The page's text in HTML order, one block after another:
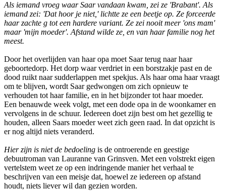
Als iemand vroeg waar Saar vandaan kwam, zei ze 'Brabant'. Als
iemand zei: 'Dat hoor je niet,' lichtte ze een beetje op. Ze forceerde
haar zachte g tot een hardere variant. Ze zei nooit meer 'ons mam'
maar 'mijn moeder'. Afstand wilde ze, en van haar familie nog het
meest.
Door het overlijden van haar opa moet Saar terug naar haar
geboortedorp. Het dorp waar verdriet in een borstzakje past en de
dood ruikt naar sudderlappen met spekjus. Als haar oma haar vraagt
om te blijven, wordt Saar gedwongen om zich opnieuw te
verhouden tot haar familie, en in het bijzonder tot haar moeder.
Een benauwde week volgt, met een dode opa in de woonkamer en
vervolgens in de schuur. Iedereen doet zijn best om het gezellig te
houden, alleen Saars moeder weet zich geen raad. In dat opzicht is
er nog altijd niets veranderd.
Hier zijn is niet de bedoeling is de ontroerende en geestige
debuutroman van Lauranne van Grinsven. Met een volstrekt eigen
vertelstem weet ze op een indringende manier het verhaal te
beschrijven van een meisje dat, hoewel ze iedereen op afstand
houdt, niets liever wil dan gezien worden.